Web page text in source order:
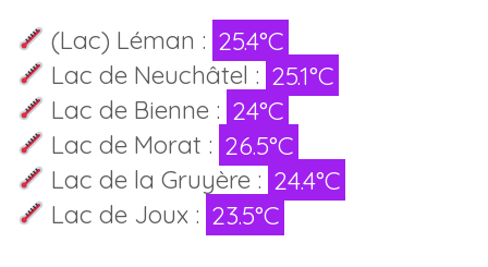
(Lac) Léman : 25.4°C
Lac de Neuchâtel : 25.1°C
Lac de Bienne : 24°C
Lac de Morat : 26.5°C
Lac de la Gruyère : 24.4°C
Lac de Joux : 23.5°C